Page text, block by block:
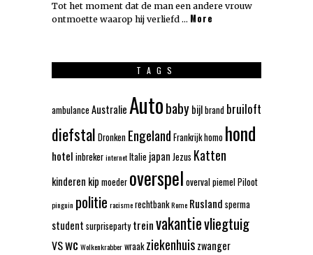
Tot het moment dat de man een andere vrouw
ontmoette waarop hij verliefd … More
TAGS
ambulance AustralieAutobabybijlbrand bruiloft
diefstal Dronken Engeland Frankrijkhomo hond
hotel inbrekerinternetItalie japan Jezus Katten
kinderen kip moeder overspel overvalpiemelPiloot
pinguin politie racismerechtbankRome Rusland sperma
student surpriseparty treinvakantievliegtuig
VSwc Wolkenkrabberwraak ziekenhuiszwanger